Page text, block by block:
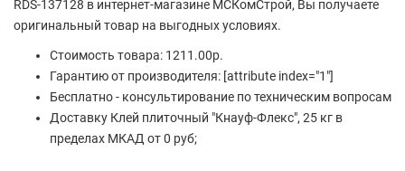
RDS-137128 в интернет-магазине МСКомСтрой, Вы получаете
оригинальный товар на выгодных условиях.
Стоимость товара: 1211.00р.
Гарантию от производителя: [attribute index="1"]
Бесплатно - консультирование по техническим вопросам
Доставку Клей плиточный "Кнауф-Флекс", 25 кг в
пределах МКАД от 0 руб;